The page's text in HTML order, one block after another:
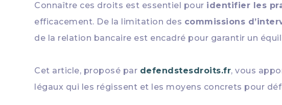
Connaître ces droits est essentiel pour identifier les
efficacement. De la limitation des commissions
de la relation bancaire est encadré pour garantir un
Cet article, proposé par defendstesdroits.fr, vous
légaux qui les régissent et les moyens concrets pour